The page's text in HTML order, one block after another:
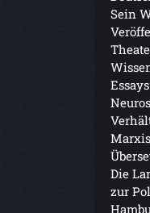
Sein
Die
zur